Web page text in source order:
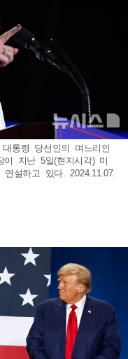
통령 당선인의 며느리인
이 지난 5일(현지시각) 미
설하고 있다. 2024.11.07.